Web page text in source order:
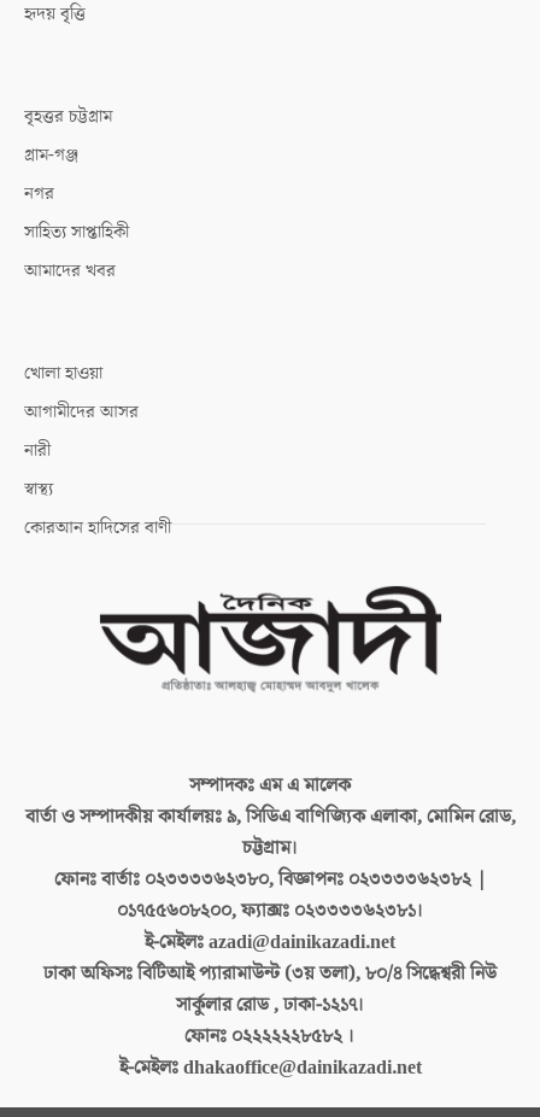
হৃদয় বৃত্তি
বৃহত্তর চট্টগ্রাম
গ্রাম-গঞ্জ
নগর
সাহিত্য সাপ্তাহিকী
আমাদের খবর
খোলা হাওয়া
আগামীদের আসর
নারী
স্বাস্থ্য
কোরআন হাদিসের বাণী
সম্পাদকঃএম এ মালেক
বার্তা ও সম্পাদকীয় কার্যালয়ঃ৯, সিডিএ বাণিজ্যিক এলাকা, মোমিন রোড,
চট্টগ্রাম।
ফোনঃ বার্তাঃ ০২৩৩৩৩৬২৩৮০, বিজ্ঞাপনঃ ০২৩৩৩৩৬২৩৮২ |
০১৭৫৫৬০৮২০০, ফ্যাক্সঃ ০২৩৩৩৩৬২৩৮১।
ই-মেইলঃazadi@dainikazadi.net
ঢাকা অফিসঃবিটিআই প্যারামাউন্ট (৩য় তলা), ৮০/৪ সিদ্ধেশ্বরী নিউ
সার্কুলার রোড , ঢাকা-১২১৭।
ফোনঃ ০২২২২২২৮৫৮২ ।
ই-মেইলঃdhakaoffice@dainikazadi.net